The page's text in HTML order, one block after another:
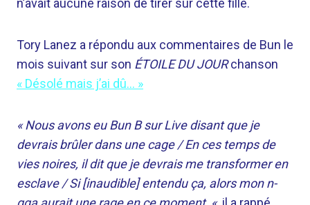
n’avait aucune raison de tirer sur cette fille.
Tory Lanez a répondu aux commentaires de Bun le
mois suivant sur son ÉTOILE DU JOURchanson
« Désolé mais j’ai dû… »
« Nous avons eu Bun B sur Live disant que je
devrais brûler dans une cage / En ces temps de
vies noires, il dit que je devrais me transformer en
esclave / Si [inaudible] entendu ça, alors mon n-